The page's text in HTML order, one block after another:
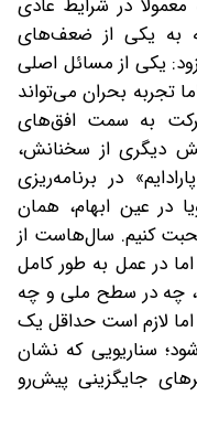
به یکی از ضعف‌های
یکی از مسائل اصلی
تجربه بحران می‌تواند
به سمت افق‌های
دیگری از سخنانش،
در برنامه‌ریزی
در عین ابهام، همان
کنیم. سال‌هاست از
در عمل به‌ طور کامل
چه در سطح ملی و چه
اما لازم است حداقل یک
سناریویی که نشان
جایگزینی پیش‌رو